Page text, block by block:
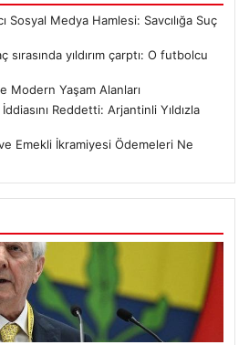
Sosyal Medya Hamlesi: Savcılığa Suç
yıldırım çarptı: O futbolcu
Modern Yaşam Alanları
Reddetti: Arjantinli Yıldızla
Emekli İkramiyesi Ödemeleri Ne